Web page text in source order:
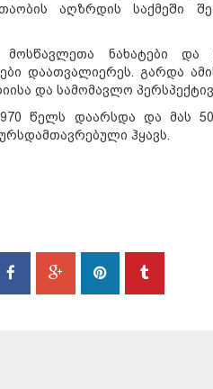
აღზრდის საქმეში
მოსწავლეთა ნახატები და
დაათვალიერეს. გარდა
და სამომავლო
წელს დაარსდა და მას
ჰყავს.